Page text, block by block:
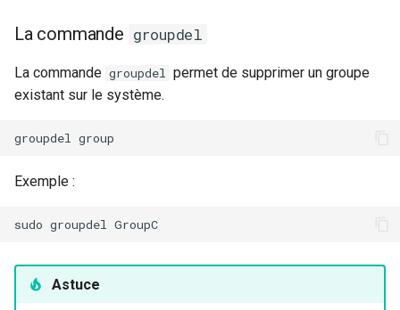
La commande groupdel
La commande groupdel permet de supprimer un groupe
existant sur le système.
groupdel
Exemple :
sudo groupdel
Astuce